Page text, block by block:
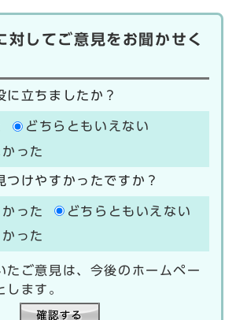
対してご意見をお聞かせく
に立ちましたか？
どちらともいえない
った
つけやすかったですか？
った
どちらともいえない
った
たご意見は、今後のホームペー
します。